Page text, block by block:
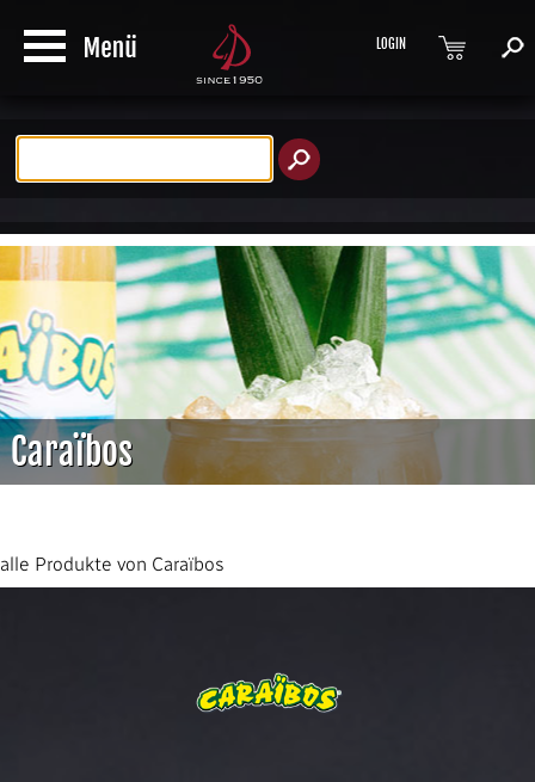
LOGIN
Caraïbos
alle Produkte von Caraïbos